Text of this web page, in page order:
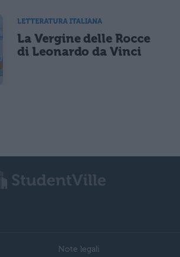
LETTERATURA ITALIANA
La Vergine delle Rocce
di Leonardo da Vinci
Note legali